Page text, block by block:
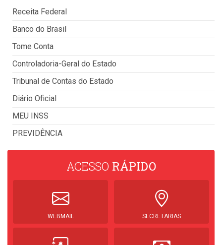
Receita Federal
Banco do Brasil
Tome Conta
Controladoria-Geral do Estado
Tribunal de Contas do Estado
Diário Oficial
MEU INSS
PREVIDÊNCIA
ACESSO RÁPIDO
WEBMAIL SECRETARIAS